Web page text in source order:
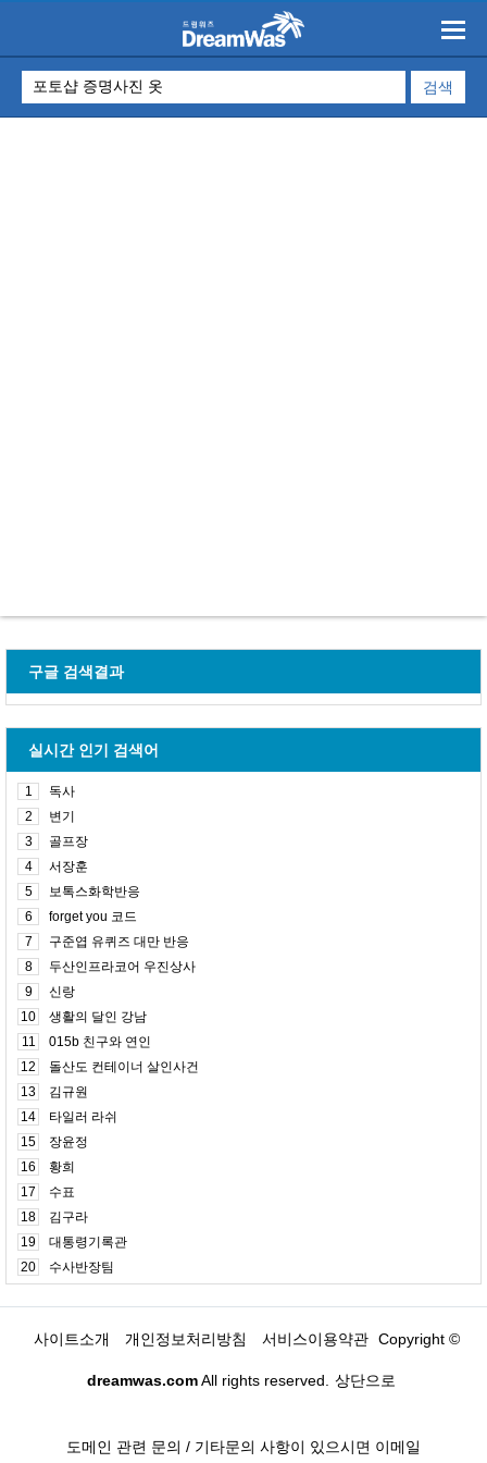
구글 검색결과
실시간 인기 검색어
1
독사
2
변기
3
골프장
4
서장훈
5
보톡스화학반응
6
forget you 코드
7
구준엽 유퀴즈 대만 반응
8
두산인프라코어 우진상사
9
신랑
10
생활의 달인 강남
11
015b 친구와 연인
12
돌산도 컨테이너 살인사건
13
김규원
14
타일러 라쉬
15
장윤정
16
황희
17
수표
18
김구라
19
대통령기록관
20
수사반장팀
사이트소개 개인정보처리방침 서비스이용약관 Copyright ©
dreamwas.comAll rights reserved. 상단으로
도메인 관련 문의 / 기타문의 사항이 있으시면 이메일